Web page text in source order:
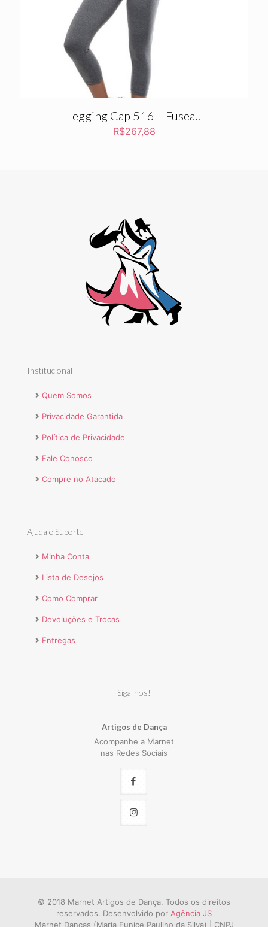
Legging Cap 516 – Fuseau
R$267,88
Institucional
Quem Somos
Privacidade Garantida
Política de Privacidade
Fale Conosco
Compre no Atacado
Ajuda e Suporte
Minha Conta
Lista de Desejos
Como Comprar
Devoluções e Trocas
Entregas
Siga-nos!
Artigos de Dança
Acompanhe a Marnet
nas Redes Sociais
© 2018 Marnet Artigos de Dança. Todos os direitos
reservados. Desenvolvido por Agência JS
Marnet Danças (Maria Eunice Paulino da Silva) | CNPJ